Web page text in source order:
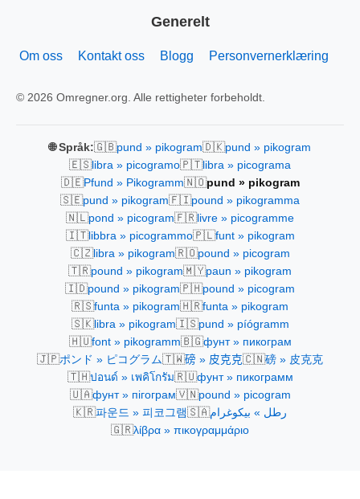
Generelt
Om oss Kontakt oss Blogg Personvernerklæring
© 2026 Omregner.org. Alle rettigheter forbeholdt.
🌐 Språk:🇬🇧pund » pikogram🇩🇰pund » pikogram
🇪🇸libra » picogramo🇵🇹libra » picograma
🇩🇪Pfund » Pikogramm🇳🇴pund » pikogram
🇸🇪pund » pikogram🇫🇮pound » pikogramma
🇳🇱pond » picogram🇫🇷livre » picogramme
🇮🇹libbra » picogrammo🇵🇱funt » pikogram
🇨🇿libra » pikogram🇷🇴pound » picogram
🇹🇷pound » pikogram🇲🇾paun » pikogram
🇮🇩pound » pikogram🇵🇭pound » picogram
🇷🇸funta » pikogram🇭🇷funta » pikogram
🇸🇰libra » pikogram🇮🇸pund » píógramm
🇭🇺font » pikogramm🇧🇬фунт » пикограм
🇯🇵ポンド » ピコグラム🇹🇼磅 » 皮克克🇨🇳磅 » 皮克克
🇹🇭ปอนด์ » เพคิโกรัม🇷🇺фунт » пикограмм
🇺🇦фунт » пігограм🇻🇳pound » picogram
🇰🇷파운드 » 피코그램🇸🇦رطل » بيكوغرام
🇬🇷λίβρα » πικογραμμάριο